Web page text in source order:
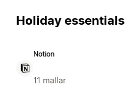
Holiday essentials
Notion
11 mallar